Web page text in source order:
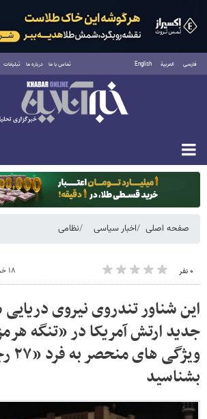
فارسی العربية English تماس با ما درباره ما تبلیغات
یکشنبه ۱۸ مرداد ۱۴۰۵
صفحه اصلی اخبار سیاسی نظامی
۰ نفر ۱۸ خرداد ۱۴۰۵ - ۰۵:۳۲
این شناور تندروی نیروی
جدید ارتش آمریکا در «تنگه
بشناسید